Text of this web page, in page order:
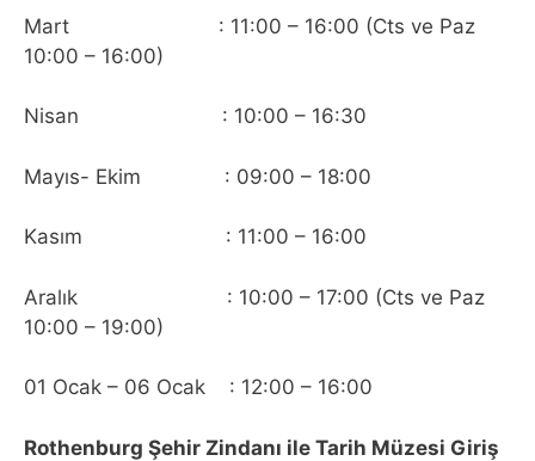
Mart : 11:00 – 16:00 (Cts ve Paz
10:00 – 16:00)
Nisan : 10:00 – 16:30
Mayıs- Ekim : 09:00 – 18:00
Kasım : 11:00 – 16:00
Aralık : 10:00 – 17:00 (Cts ve Paz
10:00 – 19:00)
01 Ocak – 06 Ocak : 12:00 – 16:00
Rothenburg Şehir Zindanı ile Tarih Müzesi Giriş